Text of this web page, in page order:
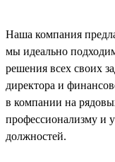
Наша компания
мы идеально
решения всех своих
директора и
в компании на
профессионализму и
должностей.